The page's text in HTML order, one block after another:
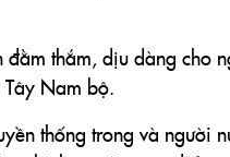
thắm, dịu dàng cho
Nam bộ.
thống trong và